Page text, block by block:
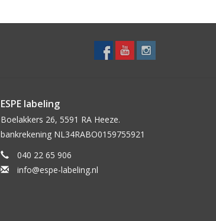
ESPE labeling
Boelakkers 26, 5591 RA Heeze.
bankrekening NL34RABO0159755921
040 22 65 906
info@espe-labeling.nl